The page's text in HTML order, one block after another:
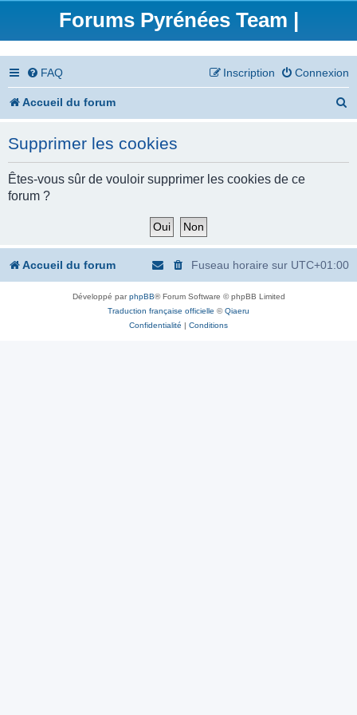
Forums Pyrénées Team |
FAQ Connexion
Inscription
Accueil du forum
c
Supprimer les cookies
Êtes-vous sûr de vouloir supprimer les cookies de ce
forum ?
Accueil du forum Fuseau horaire sur UTC+01:00
Développé parphpBB® Forum Software © phpBB Limited
Traduction française officielle ©Qiaeru
Confidentialité | Conditions